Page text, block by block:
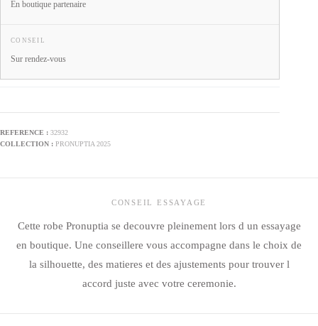
En boutique partenaire
CONSEIL
Sur rendez-vous
32932
PRONUPTIA 2025
CONSEIL ESSAYAGE
Cette robe Pronuptia se decouvre pleinement lors d un essayage
en boutique. Une conseillere vous accompagne dans le choix de
la silhouette, des matieres et des ajustements pour trouver l
accord juste avec votre ceremonie.